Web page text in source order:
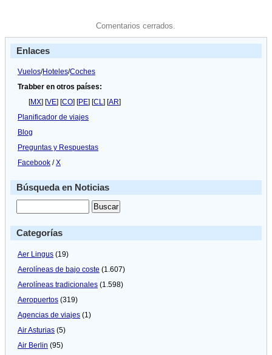
Comentarios cerrados.
Enlaces
Vuelos/Hoteles/Coches
Trabber en otros países:
[MX] [VE] [CO] [PE] [CL] [AR]
Planificador de viajes
Blog
Preguntas y Respuestas
Facebook /X
Búsqueda en Noticias
Categorías
Aer Lingus (19)
Aerolíneas de bajo coste (1.607)
Aerolíneas tradicionales (1.598)
Aeropuertos (319)
Agencias de viajes (1)
Air Asturias (5)
Air Berlin (95)